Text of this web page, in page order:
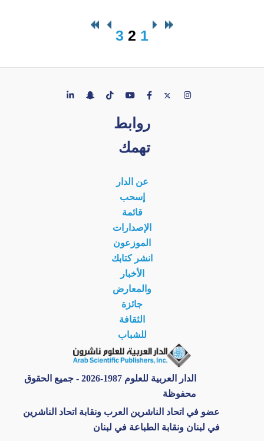
1
2
3
روابط
تهمك
عن الدار
إسحب
قائمة
الإصدارات
الموزعون
انشر كتابك
الأخبار
والمعارض
جائزة
الثقافة
للشباب
الدار العربية للعلوم 1987-2026 - جميع الحقوق
محفوظة
عضو في اتحاد الناشرين العرب ونقابة اتحاد الناشرين
في لبنان ونقابة الطباعة في لبنان